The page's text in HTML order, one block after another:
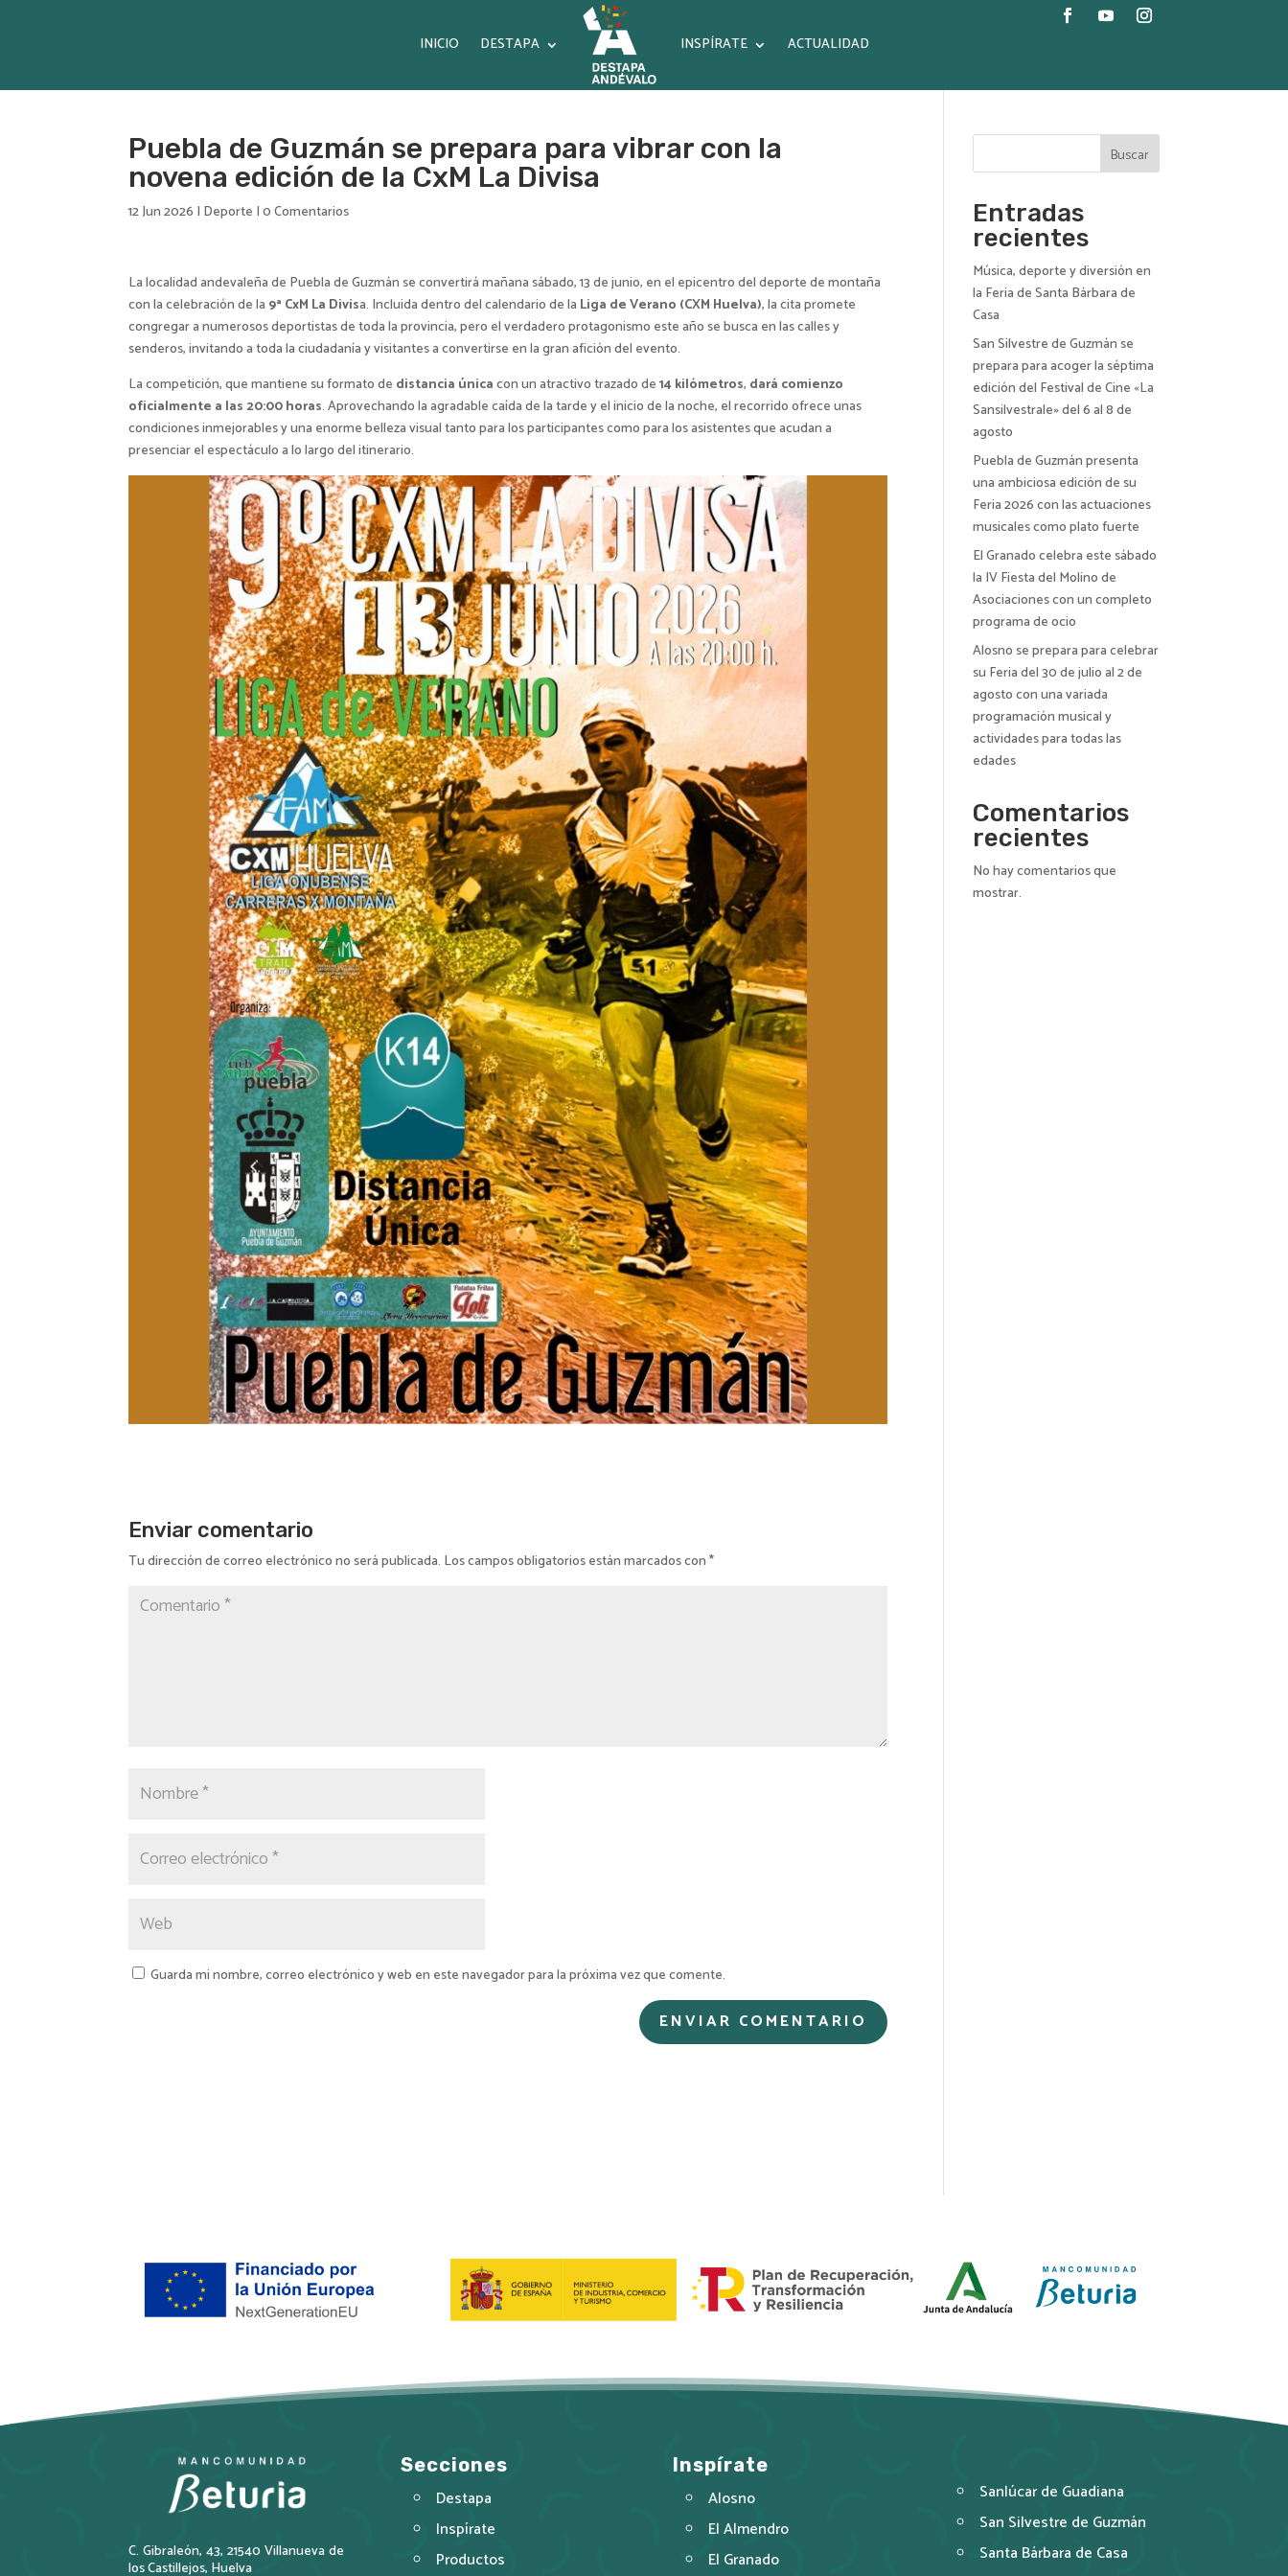
INICIO DESTAPA INSPÍRATE ACTUALIDAD
Puebla de Guzmán se prepara para vibrar con la
novena edición de la CxM La Divisa
12 Jun 2026 | Deporte |0 Comentarios
La localidad andevaleña de Puebla de Guzmán se convertirá mañana sábado, 13 de junio, en el epicentro del deporte de montaña
con la celebración de la 9ª CxM La Divisa. Incluida dentro del calendario de la Liga de Verano (CXM Huelva), la cita promete
congregar a numerosos deportistas de toda la provincia, pero el verdadero protagonismo este año se busca en las calles y
senderos, invitando a toda la ciudadanía y visitantes a convertirse en la gran afición del evento.
La competición, que mantiene su formato de distancia únicacon un atractivo trazado de14 kilómetros, dará comienzo
oficialmente a las 20:00 horas. Aprovechando la agradable caída de la tarde y el inicio de la noche, el recorrido ofrece unas
condiciones inmejorables y una enorme belleza visual tanto para los participantes como para los asistentes que acudan a
presenciar el espectáculo a lo largo del itinerario.
Enviar comentario
Tu dirección de correo electrónico no será publicada. Los campos obligatorios están marcados con*
Guarda mi nombre, correo electrónico y web en este navegador para la próxima vez que comente.
Buscar
Entradas
recientes
Música, deporte y diversión en
la Feria de Santa Bárbara de
Casa
San Silvestre de Guzmán se
prepara para acoger la séptima
edición del Festival de Cine «La
Sansilvestrale» del 6 al 8 de
agosto
Puebla de Guzmán presenta
una ambiciosa edición de su
Feria 2026 con las actuaciones
musicales como plato fuerte
El Granado celebra este sábado
la IV Fiesta del Molino de
Asociaciones con un completo
programa de ocio
Alosno se prepara para celebrar
su Feria del 30 de julio al 2 de
agosto con una variada
programación musical y
actividades para todas las
edades
Comentarios
recientes
No hay comentarios que
mostrar.
C. Gibraleón, 43, 21540 Villanueva de
los Castillejos, Huelva
Secciones
Destapa
Inspírate
Productos
Inspírate
Alosno
El Almendro
El Granado
Sanlúcar de Guadiana
San Silvestre de Guzmán
Santa Bárbara de Casa